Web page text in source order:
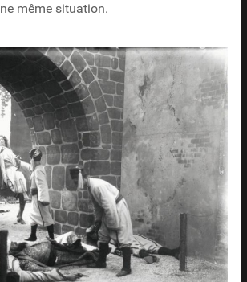
même situation.